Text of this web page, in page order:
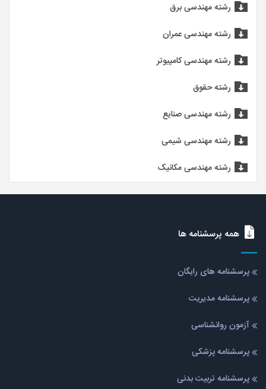
رشته مهندسی برق
رشته مهندسی عمران
رشته مهندسی کامپیوتر
رشته حقوق
رشته مهندسی صنایع
رشته مهندسی شیمی
رشته مهندسی مکانیک
همه پرسشنامه ها
پرسشنامه های رایگان
پرسشنامه مدیریت
آزمون روانشناسی
پرسشنامه پزشکی
پرسشنامه تربیت بدنی